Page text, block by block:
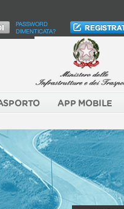
PASSWORD
DIMENTICATA?
APP MOBILE